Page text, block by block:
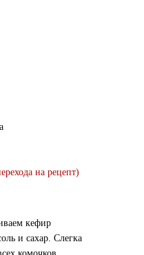
на рецепт)
кефир
и сахар. Слегка